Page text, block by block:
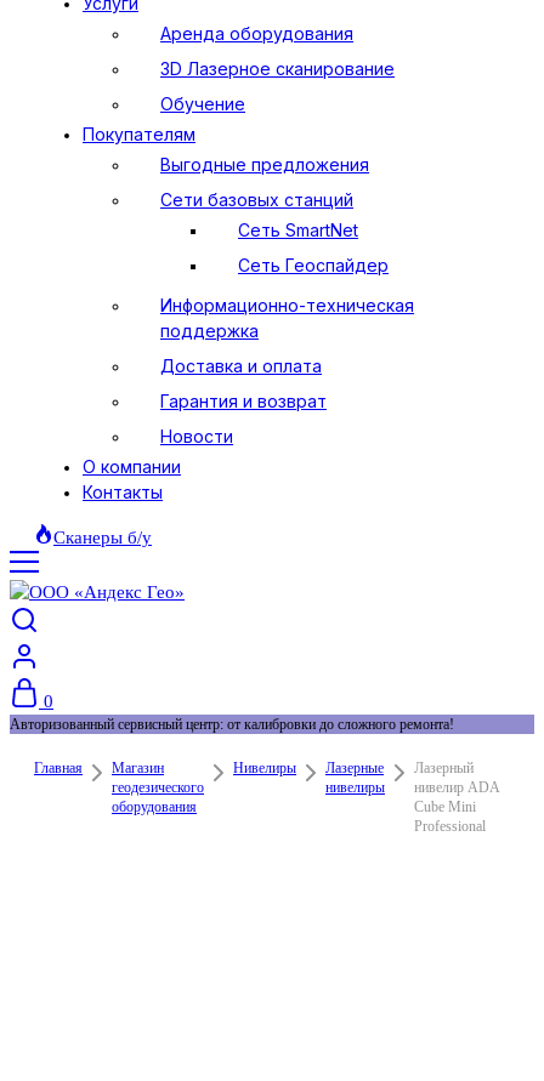
Аренда оборудования
3D Лазерное сканирование
Обучение
Покупателям
Выгодные предложения
Сети базовых станций
Сеть SmartNet
Сеть Геоспайдер
Информационно-техническая
поддержка
Доставка и оплата
Гарантия и возврат
Новости
О компании
Контакты
Сканеры б/у
0
Авторизованный сервисный центр: от калибровки до сложного ремонта!
Главная
Магазин
геодезического
оборудования
Нивелиры
Лазерные
нивелиры
Лазерный
нивелир ADA
Cube Mini
Professional